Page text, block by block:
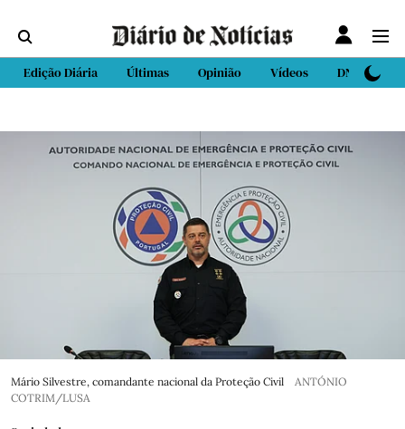
Edição Diária Últimas Opinião Vídeos DN Sport
Mário Silvestre, comandante nacional da Proteção Civil
ANTÓNIO
COTRIM/LUSA